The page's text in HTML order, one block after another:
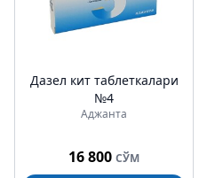
Дазел кит таблеткалари
№4
Аджанта
16 800 СЎМ